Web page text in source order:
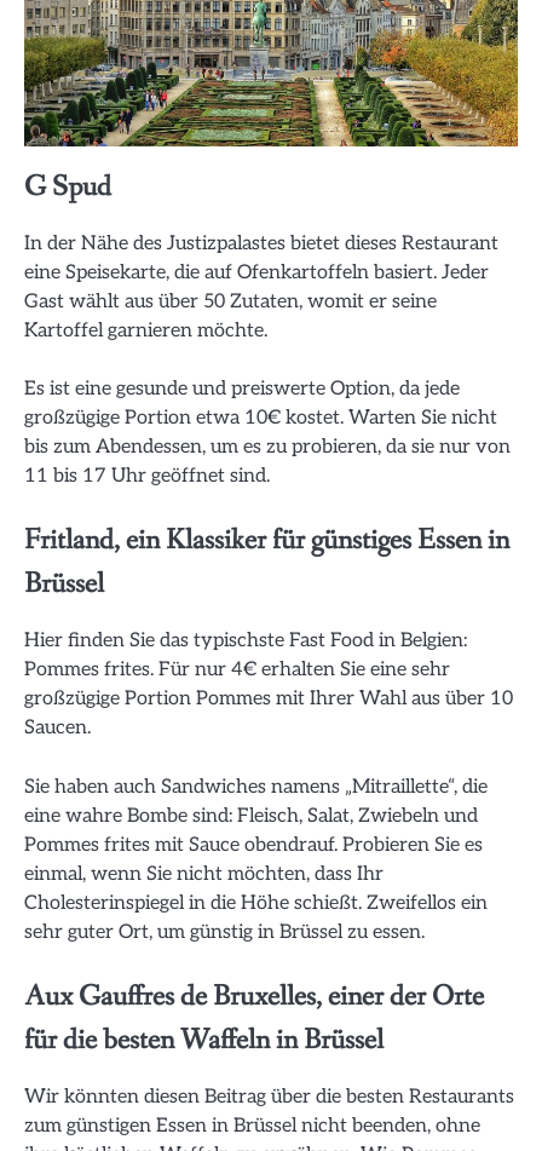
G Spud
In der Nähe des Justizpalastes bietet dieses Restaurant
eine Speisekarte, die auf Ofenkartoffeln basiert. Jeder
Gast wählt aus über 50 Zutaten, womit er seine
Kartoffel garnieren möchte.
Es ist eine gesunde und preiswerte Option, da jede
großzügige Portion etwa 10€ kostet. Warten Sie nicht
bis zum Abendessen, um es zu probieren, da sie nur von
11 bis 17 Uhr geöffnet sind.
Fritland, ein Klassiker für günstiges Essen in
Brüssel
Hier finden Sie das typischste Fast Food in Belgien:
Pommes frites. Für nur 4€ erhalten Sie eine sehr
großzügige Portion Pommes mit Ihrer Wahl aus über 10
Saucen.
Sie haben auch Sandwiches namens „Mitraillette“, die
eine wahre Bombe sind: Fleisch, Salat, Zwiebeln und
Pommes frites mit Sauce obendrauf. Probieren Sie es
einmal, wenn Sie nicht möchten, dass Ihr
Cholesterinspiegel in die Höhe schießt. Zweifellos ein
sehr guter Ort, um günstig in Brüssel zu essen.
Aux Gauffres de Bruxelles, einer der Orte
für die besten Waffeln in Brüssel
Wir könnten diesen Beitrag über die besten Restaurants
zum günstigen Essen in Brüssel nicht beenden, ohne